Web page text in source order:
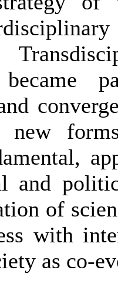
new
and
of
with
as co-